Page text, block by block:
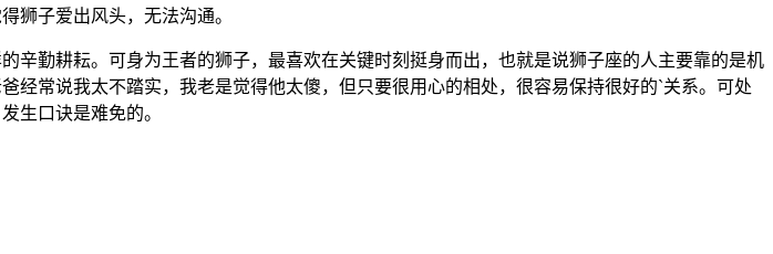
狮子爱出风头，无法沟通。
勤耕耘。可身为王者的狮子，最喜欢在关键时刻挺身而出，也就是说狮子座的人主要靠的是机
常说我太不踏实，我老是觉得他太傻，但只要很用心的相处，很容易保持很好的`关系。可处
生口诀是难免的。